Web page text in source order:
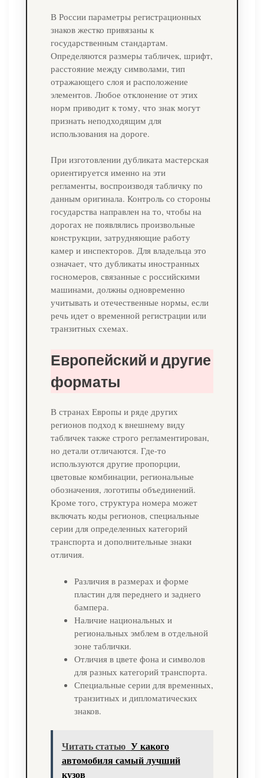
В России параметры регистрационных
знаков жестко привязаны к
государственным стандартам.
Определяются размеры табличек, шрифт,
расстояние между символами, тип
отражающего слоя и расположение
элементов. Любое отклонение от этих
норм приводит к тому, что знак могут
признать неподходящим для
использования на дороге.
При изготовлении дубликата мастерская
ориентируется именно на эти
регламенты, воспроизводя табличку по
данным оригинала. Контроль со стороны
государства направлен на то, чтобы на
дорогах не появлялись произвольные
конструкции, затрудняющие работу
камер и инспекторов. Для владельца это
означает, что дубликаты иностранных
госномеров, связанные с российскими
машинами, должны одновременно
учитывать и отечественные нормы, если
речь идет о временной регистрации или
транзитных схемах.
Европейский и другие
форматы
В странах Европы и ряде других
регионов подход к внешнему виду
табличек также строго регламентирован,
но детали отличаются. Где-то
используются другие пропорции,
цветовые комбинации, региональные
обозначения, логотипы объединений.
Кроме того, структура номера может
включать коды регионов, специальные
серии для определенных категорий
транспорта и дополнительные знаки
отличия.
Различия в размерах и форме
пластин для переднего и заднего
бампера.
Наличие национальных и
региональных эмблем в отдельной
зоне таблички.
Отличия в цвете фона и символов
для разных категорий транспорта.
Специальные серии для временных,
транзитных и дипломатических
знаков.
Читать статью У какого
автомобиля самый лучший
кузов